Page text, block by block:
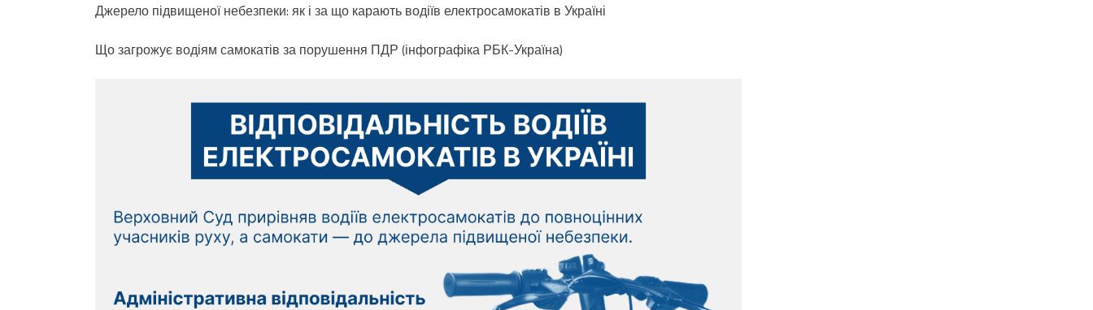
Джерело підвищеної небезпеки: як і за що карають водіїв електросамокатів в Україні
Що загрожує водіям самокатів за порушення ПДР (інфографіка РБК-Україна)